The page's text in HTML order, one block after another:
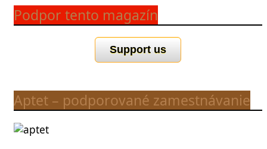
Podpor tento magazín
Support us
Aptet – podporované zamestnávanie